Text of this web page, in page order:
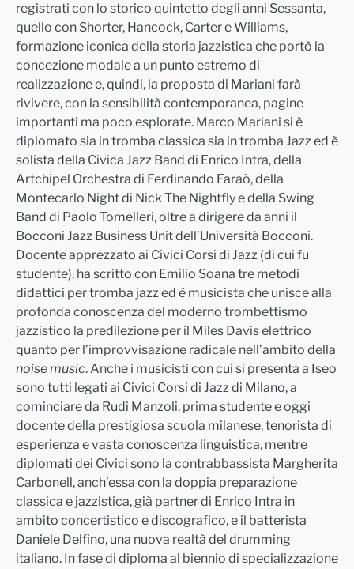
registrati con lo storico quintetto degli anni Sessanta,
quello con Shorter, Hancock, Carter e Williams,
formazione iconica della storia jazzistica che portò la
concezione modale a un punto estremo di
realizzazione e, quindi, la proposta di Mariani farà
rivivere, con la sensibilità contemporanea, pagine
importanti ma poco esplorate. Marco Mariani si è
diplomato sia in tromba classica sia in tromba Jazz ed è
solista della Civica Jazz Band di Enrico Intra, della
Artchipel Orchestra di Ferdinando Faraò, della
Montecarlo Night di Nick The Nightfly e della Swing
Band di Paolo Tomelleri, oltre a dirigereda anni il
Bocconi Jazz Business Unit dell’Università Bocconi.
Docente apprezzato ai Civici Corsi di Jazz (di cui fu
studente), ha scritto con Emilio Soana tre metodi
didattici per tromba jazz ed è musicista che unisce alla
profonda conoscenza del moderno trombettismo
jazzistico la predilezione per il Miles Davis elettrico
quanto per l’improvvisazione radicale nell’ambito della
noise music. Anche i musicisti con cui si presenta a Iseo
sono tutti legati ai Civici Corsi di Jazz di Milano, a
cominciare da Rudi Manzoli, prima studente e oggi
docente della prestigiosa scuola milanese, tenorista di
esperienza e vasta conoscenza linguistica, mentre
diplomati dei Civici sono la contrabbassista Margherita
Carbonell, anch’essa con la doppia preparazione
classica e jazzistica, già partner di Enrico Intra in
ambito concertistico e discografico, e il batterista
Daniele Delfino, una nuova realtà del drumming
italiano. In fase di diploma al biennio di specializzazione